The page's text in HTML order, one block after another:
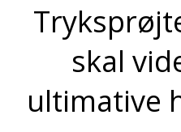
skal
ultimative